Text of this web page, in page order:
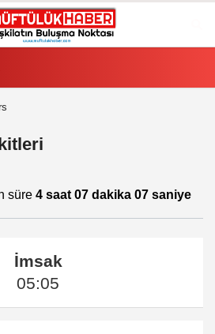
süre 4 saat 07 dakika 07 saniye
İmsak
05:05